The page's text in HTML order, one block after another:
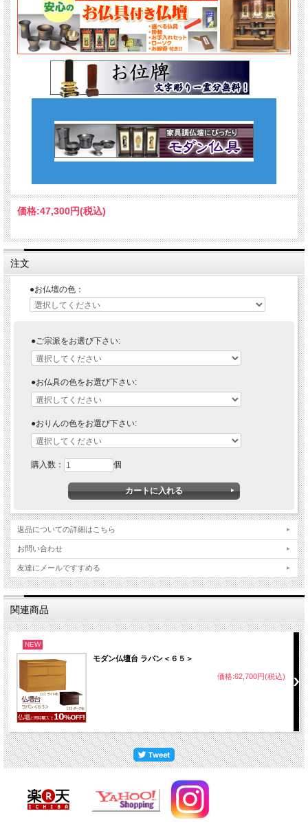
価格:47,300円(税込)
注文
●お仏壇の色：
●ご宗派をお選び下さい:
●お仏具の色をお選び下さい:
●おりんの色をお選び下さい:
購入数： 個
返品についての詳細はこちら
お問い合わせ
友達にメールですすめる
関連商品
NEW
モダン仏壇台 ラパン＜６５＞
価格:62,700円(税込)